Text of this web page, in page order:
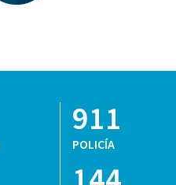
911
POLICÍA